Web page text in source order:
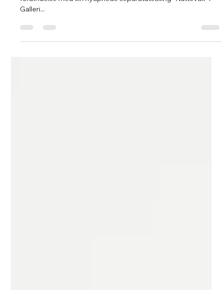
Utstillingsaktuelle Karen Aarre skrev nylig et fint innlegg i
Galleri...